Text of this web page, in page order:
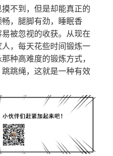
不到，但是却能真正的
，腿脚有劲，睡眠香
被忽视的收获。从现在
，每天花些时间锻炼一
种高难度的锻炼方式，
跳绳，这就是一种有效